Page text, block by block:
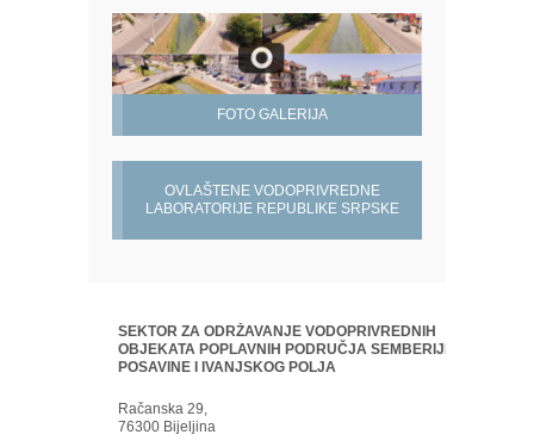
FOTO GALERIJA
OVLAŠTENE VODOPRIVREDNE
LABORATORIJE REPUBLIKE SRPSKE
SEKTOR ZA ODRŽAVANJE VODOPRIVREDNIH
OBJEKATA POPLAVNIH PODRUČJA SEMBERIJE,
POSAVINE I IVANJSKOG POLJA
Račanska 29,
76300 Bijeljina